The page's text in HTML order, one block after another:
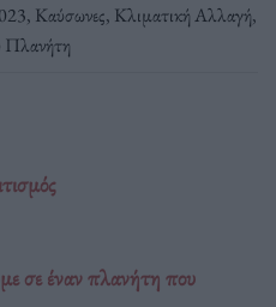
, Καύσωνες, Κλιματική Αλλαγή,
Πλανήτη
σε έναν πλανήτη που